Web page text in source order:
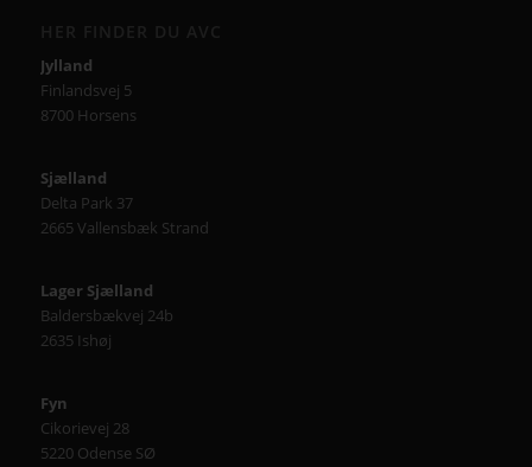
Jylland
Finlandsvej 5
8700 Horsens
Sjælland
Delta Park 37
2665 Vallensbæk Strand
Lager Sjælland
Baldersbækvej 24b
2635 Ishøj
Fyn
Cikorievej 28
5220 Odense SØ